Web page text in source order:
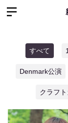
すべて
Denmark公演
クラフ
ハンドメイ